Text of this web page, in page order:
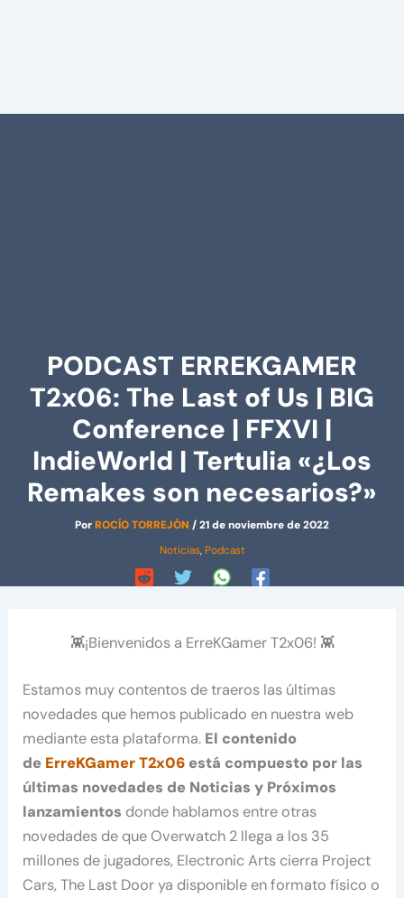
PODCAST ERREKGAMER
T2x06: The Last of Us | BIG
Conference | FFXVI |
IndieWorld | Tertulia «¿Los
Remakes son necesarios?»
PorROCÍO TORREJÓN /21 de noviembre de 2022
Noticias, Podcast
👾¡Bienvenidos a ErreKGamer T2x06! 👾
Estamos muy contentos de traeros las últimas
novedades que hemos publicado en nuestra web
mediante esta plataforma. El contenido
de ErreKGamer T2x06 está compuesto por las
últimas novedades de Noticias y Próximos
lanzamientos donde hablamos entre otras
novedades de que Overwatch 2 llega a los 35
millones de jugadores, Electronic Arts cierra Project
Cars, The Last Door ya disponible en formato físico o